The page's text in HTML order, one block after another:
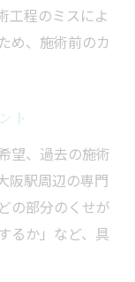
工程のミスによ
め、施術前のカ
ト
望、過去の施術
阪駅周辺の専門
の部分のくせが
るか」など、具